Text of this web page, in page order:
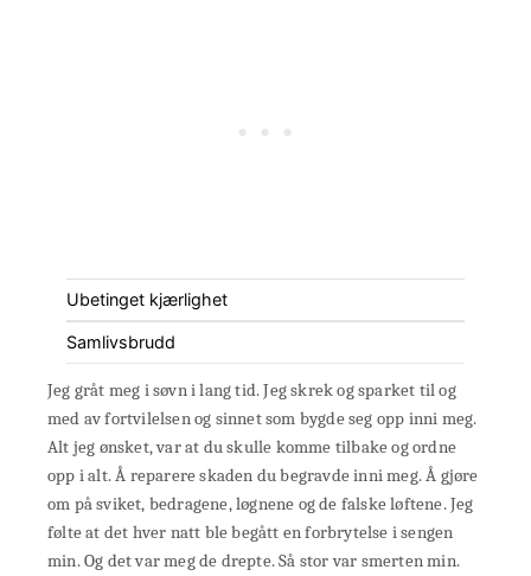
Ubetinget kjærlighet
Samlivsbrudd
Jeg gråt meg i søvn i lang tid. Jeg skrek og sparket til og
med av fortvilelsen og sinnet som bygde seg opp inni meg.
Alt jeg ønsket, var at du skulle komme tilbake og ordne
opp i alt. Å reparere skaden du begravde inni meg. Å gjøre
om på sviket, bedragene, løgnene og de falske løftene. Jeg
følte at det hver natt ble begått en forbrytelse i sengen
min. Og det var meg de drepte. Så stor var smerten min.